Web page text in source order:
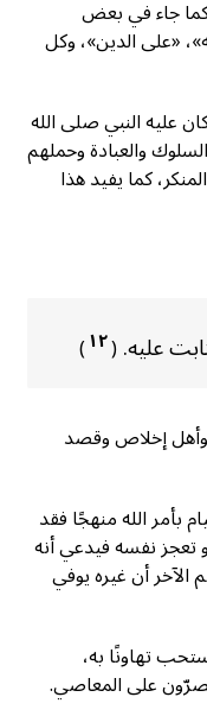
كما جاء في بعض
«على الدين»، وكل
عليه النبي صلى الله
والعبادة وحملهم
كما يفيد هذا
عليه.(١٢)
إخلاص وقصد
بأمر الله منهجًا فقد
تعجز نفسه فيدعي أنه
الآخر أن غيره يوفي
تهاونًا به،
يصرّون على المعاصي.